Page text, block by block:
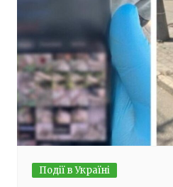
Події в Україні